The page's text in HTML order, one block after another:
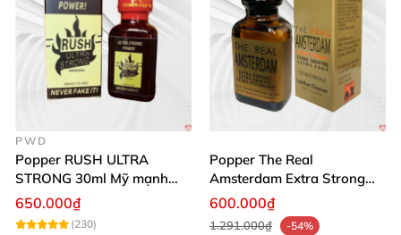
PWD
Popper RUSH ULTRA
STRONG 30ml Mỹ mạnh
nhất kích thích cực phê
650.000₫
(230)
Popper The Real
Amsterdam Extra Strong
30ml
600.000₫
1.291.000₫
-54%